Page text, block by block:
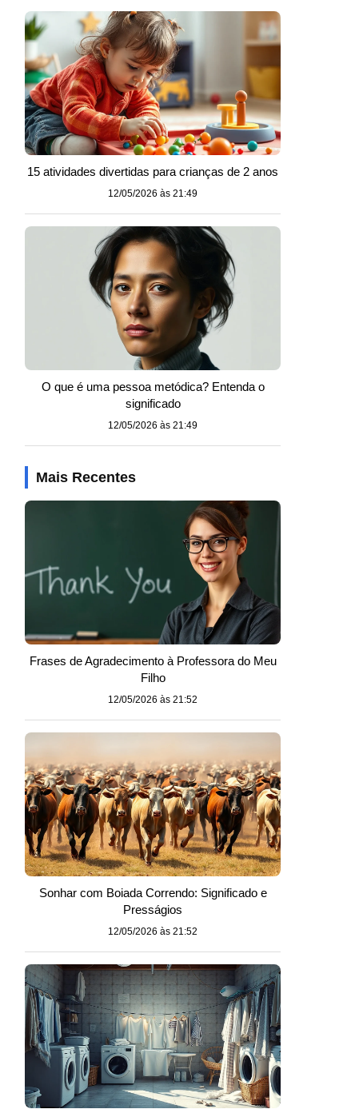
15 atividades divertidas para crianças de 2 anos
12/05/2026 às 21:49
O que é uma pessoa metódica? Entenda o
significado
12/05/2026 às 21:49
Mais Recentes
Frases de Agradecimento à Professora do Meu
Filho
12/05/2026 às 21:52
Sonhar com Boiada Correndo: Significado e
Presságios
12/05/2026 às 21:52